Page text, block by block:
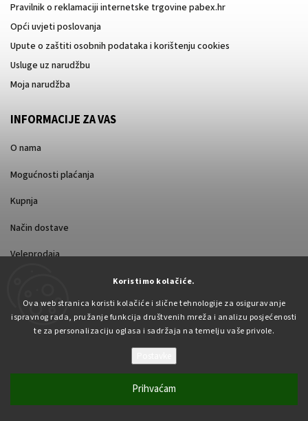
Koristimo kolačiće.
Ova web stranica koristi kolačiće i slične tehnologije za osiguravanje
ispravnog rada, pružanje funkcija društvenih mreža i analizu posjećenosti
te za personalizaciju oglasa i sadržaja na temelju vaše privole.
Prihvaćam
Pravilnik o reklamaciji internetske trgovine pabex.hr
Opći uvjeti poslovanja
Upute o zaštiti osobnih podataka i korištenju cookies
Usluge uz narudžbu
Moja narudžba
INFORMACIJE ZA VAS
O nama
Mogućnosti plaćanja
Kupnja
Način dostave
Veleprodaja
Autorsko pravo 2026Pabex.hr. Sva prava pridržana.
Uredi postavke kolačića